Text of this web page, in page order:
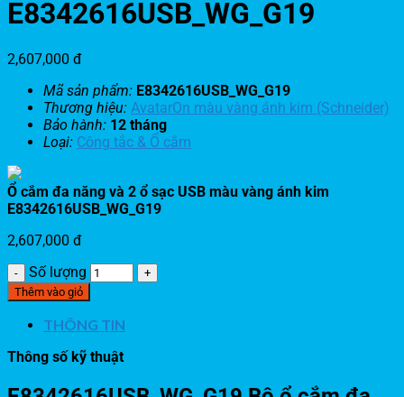
E8342616USB_WG_G19
2,607,000 đ
Mã sản phẩm: E8342616USB_WG_G19
Thương hiệu: AvatarOn màu vàng ánh kim (Schneider)
Bảo hành: 12 tháng
Loại: Công tắc & Ổ cắm
Ổ cắm đa năng và 2 ổ sạc USB màu vàng ánh kim
E8342616USB_WG_G19
2,607,000 đ
Số lượng
Thêm vào giỏ
THÔNG TIN
Thông số kỹ thuật